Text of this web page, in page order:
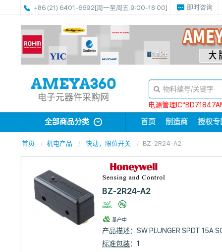
+86 (21) 6401-6692[周一至周五 9:00-18:00] 即时咨询
电子元器件采购网
电源管理
全部商品分类 首页 制造商 授权专
首页 机电产品 快动，限位开关 BZ-2R24-A2
BZ-2R24-A2
量产中
产品描述：SW PLUNGER SPDT 15A
标准包装：1